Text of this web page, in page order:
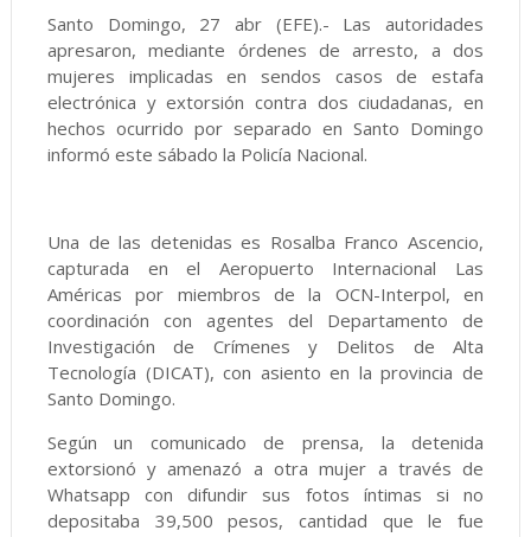
Santo Domingo, 27 abr (EFE).- Las autoridades
apresaron, mediante órdenes de arresto, a dos
mujeres implicadas en sendos casos de estafa
electrónica y extorsión contra dos ciudadanas, en
hechos ocurrido por separado en Santo Domingo
informó este sábado la Policía Nacional.
Una de las detenidas es Rosalba Franco Ascencio,
capturada en el Aeropuerto Internacional Las
Américas por miembros de la OCN-Interpol, en
coordinación con agentes del Departamento de
Investigación de Crímenes y Delitos de Alta
Tecnología (DICAT), con asiento en la provincia de
Santo Domingo.
Según un comunicado de prensa, la detenida
extorsionó y amenazó a otra mujer a través de
Whatsapp con difundir sus fotos íntimas si no
depositaba 39,500 pesos, cantidad que le fue